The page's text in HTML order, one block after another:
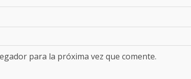
para la próxima vez que comente.